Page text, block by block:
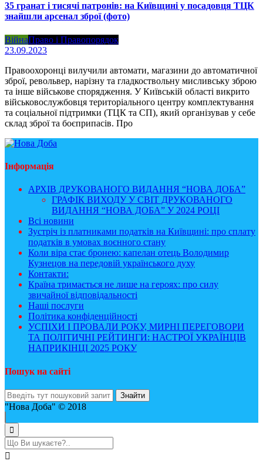
35 гранат і тисячі патронів: на Київщині у посадовця ТЦК
знайшли арсенал зброї (фото)
ВійнаПраво і Правопорядок
23.09.2023
Правоохоронці вилучили автомати, магазини до автоматичної
зброї, револьвер, нарізну та гладкоствольну мисливську зброю
та інше військове спорядження. У Київській області викрито
військовослужбовця територіального центру комплектування
та соціальної підтримки (ТЦК та СП), який організував у себе
склад зброї та боєприпасів. Про
Інформація
АРХІВ ДРУКОВАНОГО ВИДАННЯ “НОВА ДОБА”
ГРАФІК ВИХОДУ У СВІТ ДРУКОВАНОГО
ВИДАННЯ “НОВА ДОБА” У 2024 РОЦІ
Всі новини
Зустріч із платниками податків на Київщині: про сплату
податків в умовах воєнного стану
Коли віра стає бронею: капелан отець Володимир
Кузнецов на передовій українського духу
Контакти:
Країна тримається не лише на героях: про силу
звичайної відповідальності
Наші послуги
Політика конфіденційності
УСПІХИ І ПРОВАЛИ РОКУ, МИРНІ ПЕРЕГОВОРИ
ТА ПОЛІТИЧНІ РЕЙТИНГИ: НАСТРОЇ УКРАЇНЦІВ
НАПРИКІНЦІ 2025 РОКУ
Пошук на сайті
"Нова Доба" © 2018
